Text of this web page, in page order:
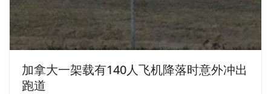
加拿大一架载有140人飞机降落时意外冲出
跑道